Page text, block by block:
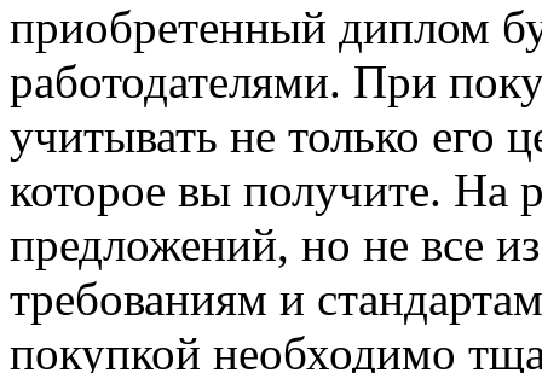
приобретенный диплом
работодателями. При
учитывать не только его
которое вы получите. На
предложений, но не все
требованиям и
покупкой необходимо